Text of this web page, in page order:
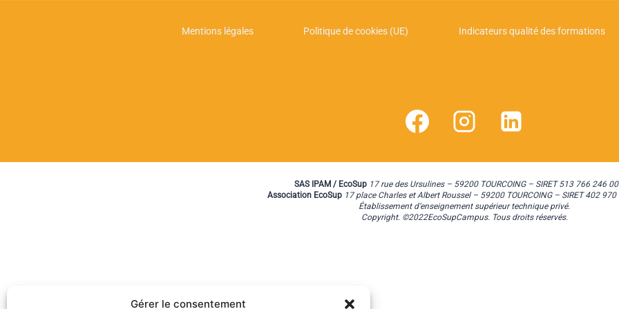
Gérer le consentement
Mentions légales Politique de cookies (UE) Indicateurs qualité des formations
SAS IPAM / EcoSup17 rue des Ursulines – 59200 TOURCOING – SIRET 513 766 246
Association EcoSup 17 place Charles et Albert Roussel – 59200 TOURCOING – SIRET 402
Établissement d’enseignement supérieur technique privé.
Copyright. ©2022EcoSupCampus. Tous droits réservés.